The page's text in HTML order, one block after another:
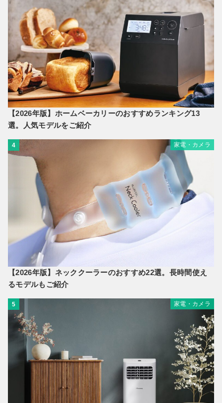
【2026年版】ホームベーカリーのおすすめランキング13
選。人気モデルをご紹介
4 家電・カメラ
【2026年版】ネッククーラーのおすすめ22選。長時間使え
るモデルもご紹介
5 家電・カメラ